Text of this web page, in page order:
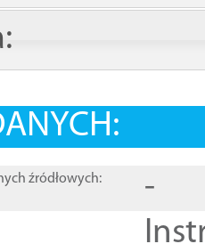
źródłowych: -